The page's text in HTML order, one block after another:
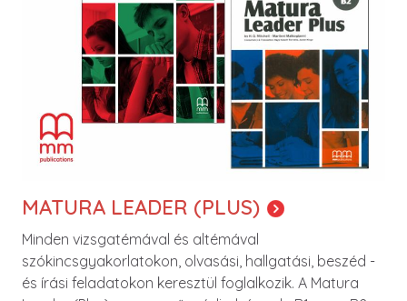
MATURA LEADER (PLUS)
Minden vizsgatémával és altémával
szókincsgyakorlatokon, olvasási, hallgatási, beszéd -
és írási feladatokon keresztül foglalkozik. A Matura